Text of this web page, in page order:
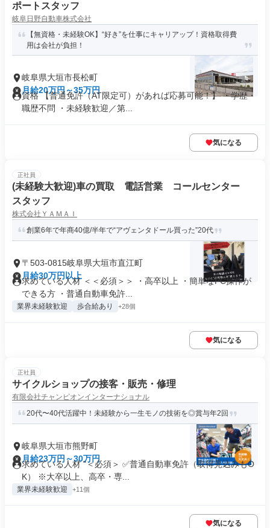
ポートスタッフ
岐阜日野自動車株式会社
【無資格・未経験OK】“好き”を仕事にキャリアップ！資格取得費
用は会社が負担！
岐阜県大垣市長松町
月給20万円～35万円
資格 【普通免許（AT限定可）があれば応募可能！】 ・学歴・
職歴不問 ・未経験歓迎／第...
気になる
正社員
(未経験大歓迎)車の買取 電話営業 コールセンター
スタッフ
株式会社ＹＡＭＡＩ
創業6年で年商40億/半年で“アヴェンタドール買った”20代
〒503-0815岐阜県大垣市直江町
月給30万円以上
求めている人材 ＜＜必須＞＞ ・高卒以上 ・簡単なPC操作が
できる方 ・普通自動車免許...
業界未経験歓迎 歩合給あり +28個
気になる
正社員
サイクルショップの接客・販売・修理
有限会社チャンピオンインターナショナル
20代〜40代活躍中！未経験から一生モノの技術を◎賞与年2回
岐阜県大垣市熊野町
月給23万円～30万円
求めている人材 "＜必須＞ ✅普通自動車免許（取得見込みもO
K） ※大卒以上、高卒・専...
業界未経験歓迎 +11個
気になる